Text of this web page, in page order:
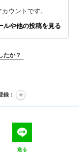
ウントです。
ルや他の投稿を見る
たか？
録：
送る